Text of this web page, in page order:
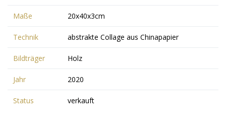
Maße 20x40x3cm
Technik abstrakte Collage aus Chinapapier
Bildträger Holz
Jahr 2020
Status verkauft